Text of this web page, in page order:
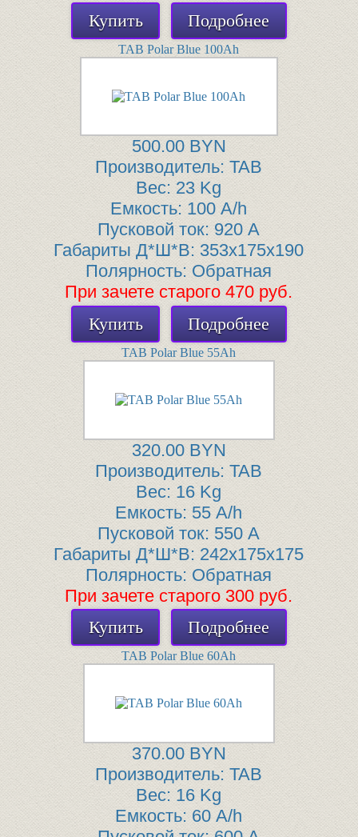
Купить
Подробнее
TAB Polar Blue 100Ah
500.00 BYN
Производитель:TAB
Вес: 23 Kg
Емкость: 100 A/h
Пусковой ток: 920 A
Габариты Д*Ш*В: 353x175x190
Полярность: Обратная
При зачете старого 470 руб.
Купить
Подробнее
TAB Polar Blue 55Ah
320.00 BYN
Производитель:TAB
Вес: 16 Kg
Емкость: 55 A/h
Пусковой ток: 550 A
Габариты Д*Ш*В: 242x175x175
Полярность: Обратная
При зачете старого 300 руб.
Купить
Подробнее
TAB Polar Blue 60Ah
370.00 BYN
Производитель:TAB
Вес: 16 Kg
Емкость: 60 A/h